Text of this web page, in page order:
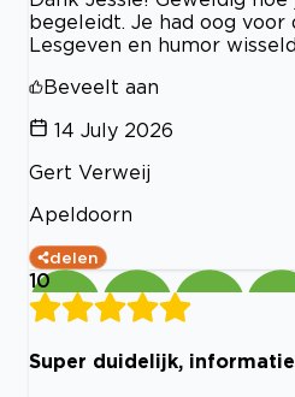
begeleidt. Je had oog voor
Lesgeven en humor
Beveelt aan
14 July 2026
Gert Verweij
Apeldoorn
delen
10
Super duidelijk,